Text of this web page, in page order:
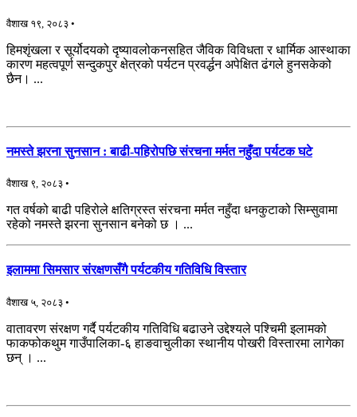
वैशाख १९, २०८३ •
हिमशृंखला र सूर्योदयको दृष्यावलोकनसहित जैविक विविधता र धार्मिक आस्थाका
कारण महत्वपूर्ण सन्दुकपुर क्षेत्रको पर्यटन प्रवर्द्धन अपेक्षित ढंगले हुनसकेको
छैन। ...
नमस्ते झरना सुनसान : बाढी-पहिरोपछि संरचना मर्मत नहुँदा पर्यटक घटे
वैशाख ९, २०८३ •
गत वर्षको बाढी पहिरोले क्षतिग्रस्त संरचना मर्मत नहुँदा धनकुटाको सिम्सुवामा
रहेको नमस्ते झरना सुनसान बनेको छ । ...
इलाममा सिमसार संरक्षणसँगै पर्यटकीय गतिविधि विस्तार
वैशाख ५, २०८३ •
वातावरण संरक्षण गर्दै पर्यटकीय गतिविधि बढाउने उद्देश्यले पश्चिमी इलामको
फाकफोकथुम गाउँपालिका-६ हाङवाचुलीका स्थानीय पोखरी विस्तारमा लागेका
छन् । ...